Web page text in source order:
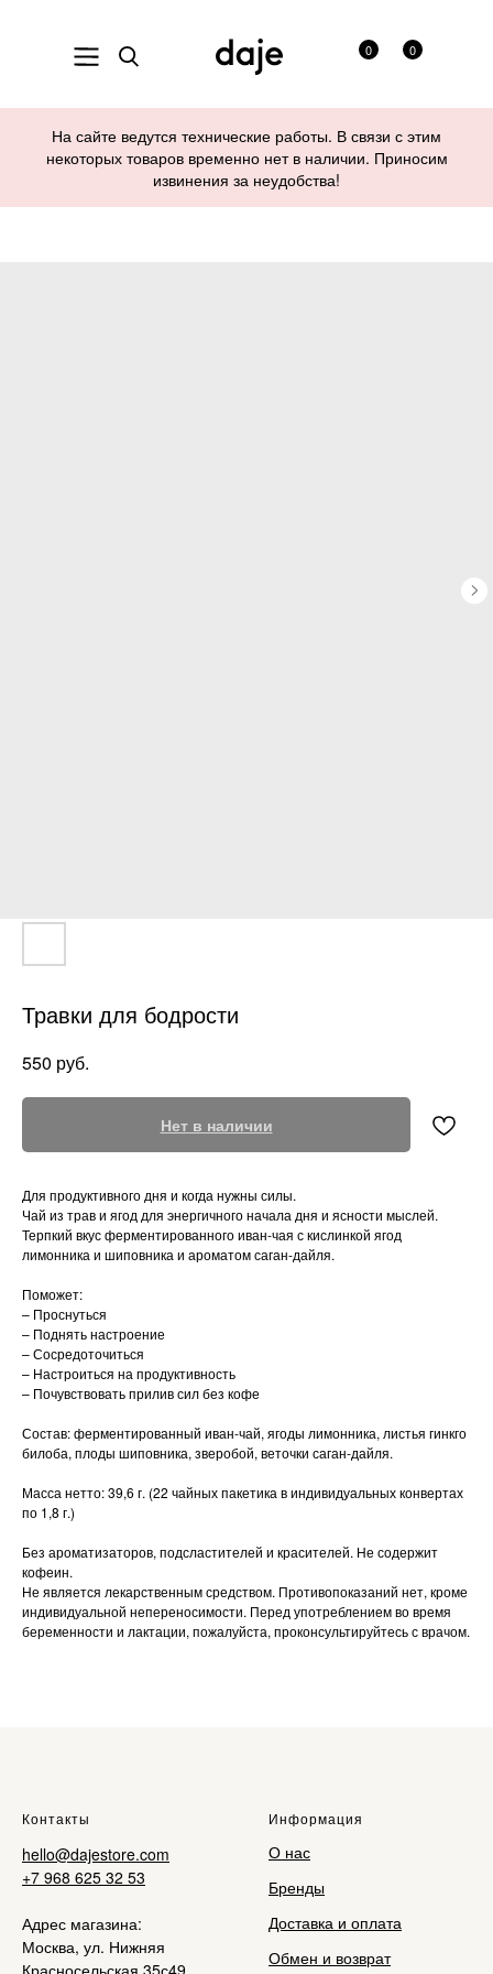
0
0
На сайте ведутся технические работы. В связи с этим
некоторых товаров временно нет в наличии. Приносим
извинения за неудобства!
Травки для бодрости
550 руб.
Нет в наличии
Для продуктивного дня и когда нужны силы.
Чай из трав и ягод для энергичного начала дня и ясности мыслей.
Терпкий вкус ферментированного иван-чая с кислинкой ягод
лимонника и шиповника и ароматом саган-дайля.
Поможет:
– Проснуться
– Поднять настроение
– Сосредоточиться
– Настроиться на продуктивность
– Почувствовать прилив сил без кофе
Состав: ферментированный иван-чай, ягоды лимонника, листья гинкго
билоба, плоды шиповника, зверобой, веточки саган-дайля.
Масса нетто: 39,6 г. (22 чайных пакетика в индивидуальных конвертах
по 1,8 г.)
Без ароматизаторов, подсластителей и красителей. Не содержит
кофеин.
Не является лекарственным средством. Противопоказаний нет, кроме
индивидуальной непереносимости. Перед употреблением во время
беременности и лактации, пожалуйста, проконсультируйтесь с врачом.
Контакты
hello@dajestore.com
+7 968 625 32 53
Адрес магазина:
Москва, ул. Нижняя
Красносельская 35с49
Информация
О нас
Бренды
Доставка и оплата
Обмен и возврат